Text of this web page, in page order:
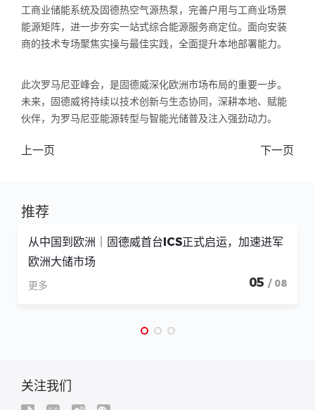
工商业储能系统及固德热空气源热泵，完善户用与工商业场景
能源矩阵，进一步夯实一站式综合能源服务商定位。面向安装
商的技术专场聚焦实操与最佳实践，全面提升本地部署能力。
此次罗马尼亚峰会，是固德威深化欧洲市场布局的重要一步。
未来，固德威将持续以技术创新与生态协同，深耕本地、赋能
伙伴，为罗马尼亚能源转型与智能光储普及注入强劲动力。
上一页 下一页
推荐
从中国到欧洲｜固德威首台ICS正式启运，加速进军
欧洲大储市场
更多 05 / 08
关注我们